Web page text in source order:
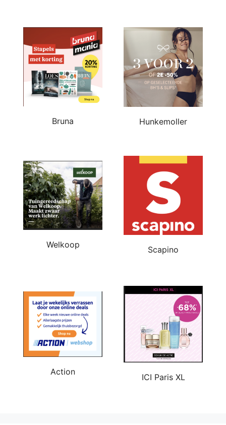
Bruna Hunkemoller
Welkoop
Scapino
Action
ICI Paris XL